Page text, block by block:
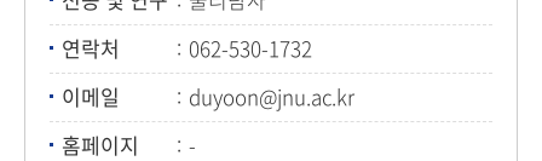
연락처
062-530-1732
이메일
duyoon@jnu.ac.kr
홈페이지
-